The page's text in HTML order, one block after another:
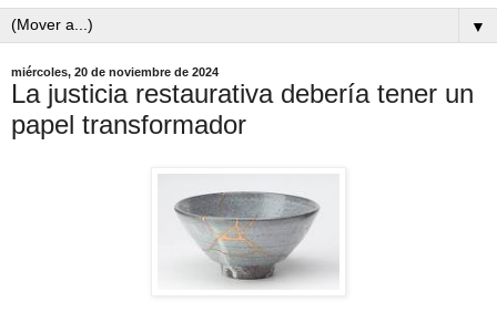
▼
miércoles, 20 de noviembre de 2024
La justicia restaurativa debería tener un
papel transformador